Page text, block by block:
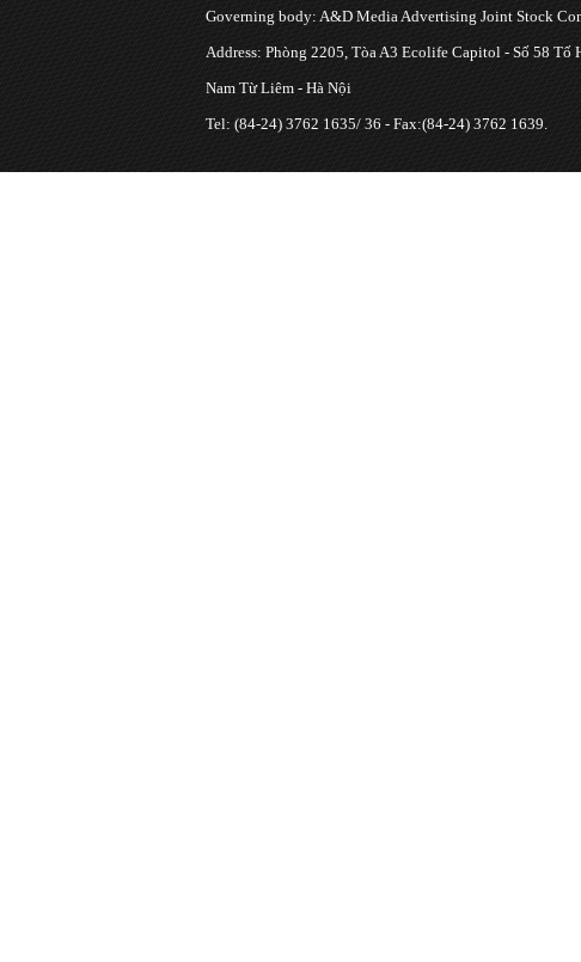
Governing body: A&D Media Advertising Joint Stock
Address: Phòng 2205, Tòa A3 Ecolife Capitol - Số 58 Tố
Nam Từ Liêm - Hà Nội
Tel: (84-24) 3762 1635/ 36 - Fax:(84-24) 3762 1639.